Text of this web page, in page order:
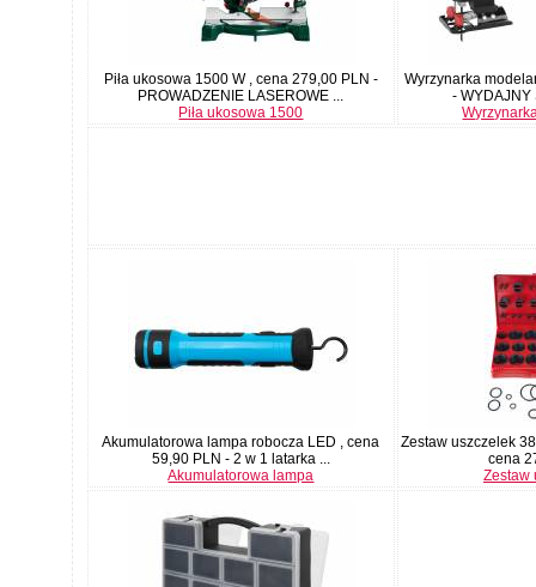
Piła ukosowa 1500 W , cena 279,00 PLN -
PROWADZENIE LASEROWE ...
Piła ukosowa 1500
Wyrzynarka
- WYDAJNY
Akumulatorowa lampa robocza LED , cena
59,90 PLN - 2 w 1 latarka ...
Akumulatorowa lampa
Zestaw uszczelek
cena
Zestaw